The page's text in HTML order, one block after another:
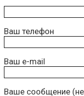
Ваш телефон
Ваш e-mail
Ваше сообщение